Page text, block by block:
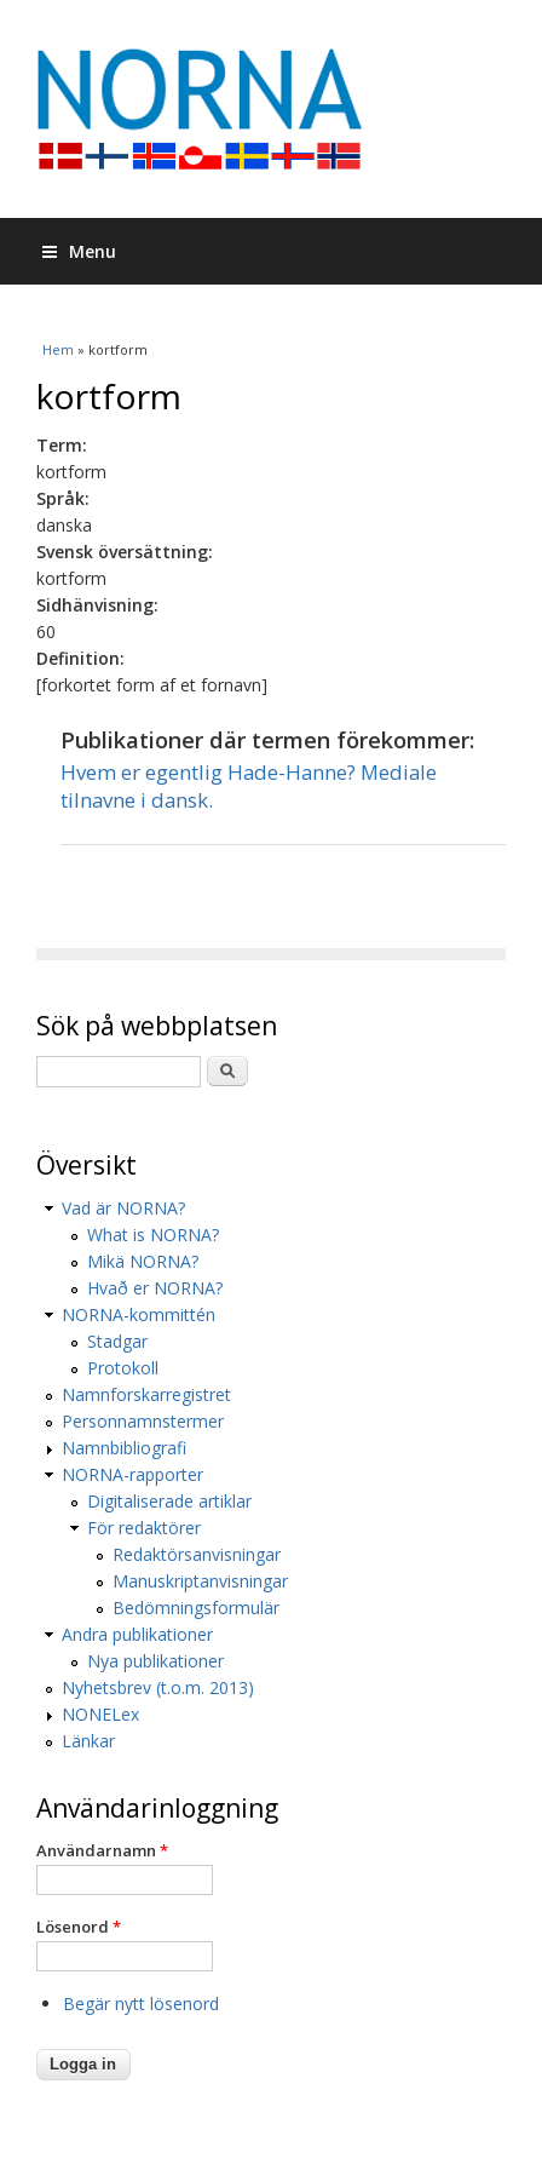
Menu
Du är här
Hem » kortform
kortform
Term:
kortform
Språk:
danska
Svensk översättning:
kortform
Sidhänvisning:
60
Definition:
[forkortet form af et fornavn]
Publikationer där termen förekommer:
Hvem er egentlig Hade-Hanne? Mediale
tilnavne i dansk.
Sök på webbplatsen
Översikt
Vad är NORNA?
What is NORNA?
Mikä NORNA?
Hvað er NORNA?
NORNA-kommittén
Stadgar
Protokoll
Namnforskarregistret
Personnamnstermer
Namnbibliografi
NORNA-rapporter
Digitaliserade artiklar
För redaktörer
Redaktörsanvisningar
Manuskriptanvisningar
Bedömningsformulär
Andra publikationer
Nya publikationer
Nyhetsbrev (t.o.m. 2013)
NONELex
Länkar
Användarinloggning
Användarnamn *
Lösenord *
Begär nytt lösenord